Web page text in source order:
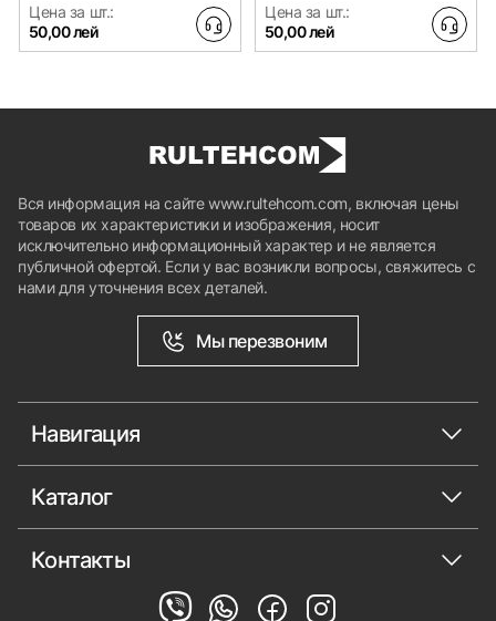
Цена за шт.:
50,00 лей
Цена за шт.:
50,00 лей
Вся информация на сайте www.rultehcom.com, включая цены
товаров их характеристики и изображения, носит
исключительно информационный характер и не является
публичной офертой. Если у вас возникли вопросы, свяжитесь с
нами для уточнения всех деталей.
Мы перезвоним
Навигация
Каталог
Контакты